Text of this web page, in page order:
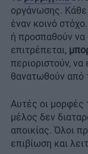
οργάνωσης. Κάθε
έναν κοινό
ή προσπαθούν
επιτρέπεται,
περιοριστούν,
θανατωθούν από
Αυτές οι μορφές
μέλος δεν
αποικίας. Όλοι
επιβίωση και